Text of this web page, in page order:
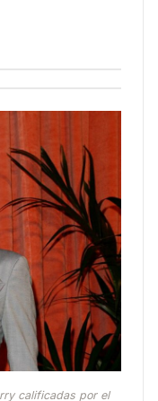
calificadas por el